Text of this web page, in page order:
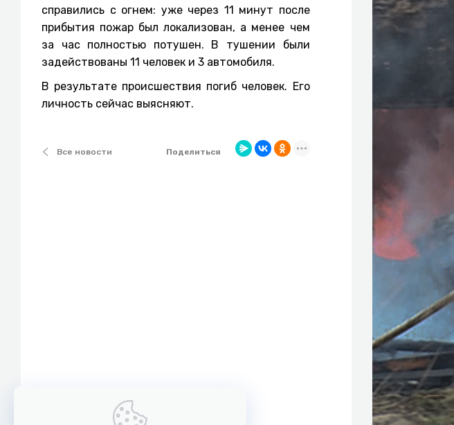
справились с огнем: уже через 11 минут после
прибытия пожар был локализован, а менее чем
за час полностью потушен. В тушении были
задействованы 11 человек и 3 автомобиля.
В результате происшествия погиб человек. Его
личность сейчас выясняют.
Все новости Поделиться